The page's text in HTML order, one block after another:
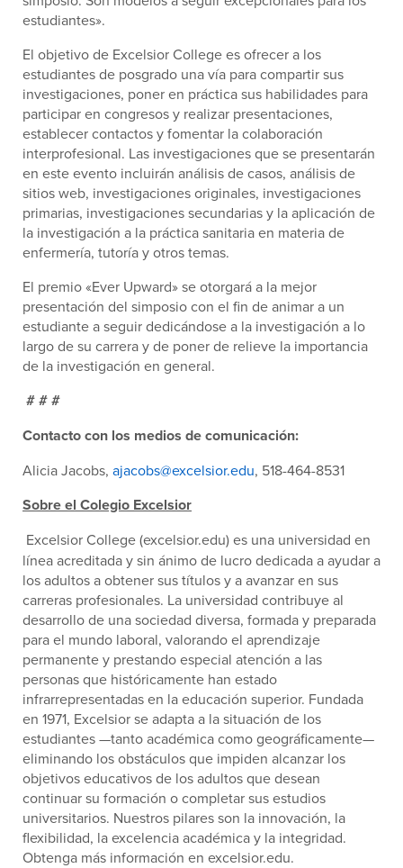
estudiantes».
El objetivo de Excelsior College es ofrecer a los
estudiantes de posgrado una vía para compartir sus
investigaciones, poner en práctica sus habilidades para
participar en congresos y realizar presentaciones,
establecer contactos y fomentar la colaboración
interprofesional. Las investigaciones que se presentarán
en este evento incluirán análisis de casos, análisis de
sitios web, investigaciones originales, investigaciones
primarias, investigaciones secundarias y la aplicación de
la investigación a la práctica sanitaria en materia de
enfermería, tutoría y otros temas.
El premio «Ever Upward» se otorgará a la mejor
presentación del simposio con el fin de animar a un
estudiante a seguir dedicándose a la investigación a lo
largo de su carrera y de poner de relieve la importancia
de la investigación en general.
# # #
Contacto con los medios de comunicación:
Alicia Jacobs, ajacobs@excelsior.edu, 518-464-8531
Sobre el Colegio Excelsior
Excelsior College (excelsior.edu) es una universidad en
línea acreditada y sin ánimo de lucro dedicada a ayudar a
los adultos a obtener sus títulos y a avanzar en sus
carreras profesionales. La universidad contribuye al
desarrollo de una sociedad diversa, formada y preparada
para el mundo laboral, valorando el aprendizaje
permanente y prestando especial atención a las
personas que históricamente han estado
infrarrepresentadas en la educación superior. Fundada
en 1971, Excelsior se adapta a la situación de los
estudiantes —tanto académica como geográficamente—
eliminando los obstáculos que impiden alcanzar los
objetivos educativos de los adultos que desean
continuar su formación o completar sus estudios
universitarios. Nuestros pilares son la innovación, la
flexibilidad, la excelencia académica y la integridad.
Obtenga más información en excelsior.edu.